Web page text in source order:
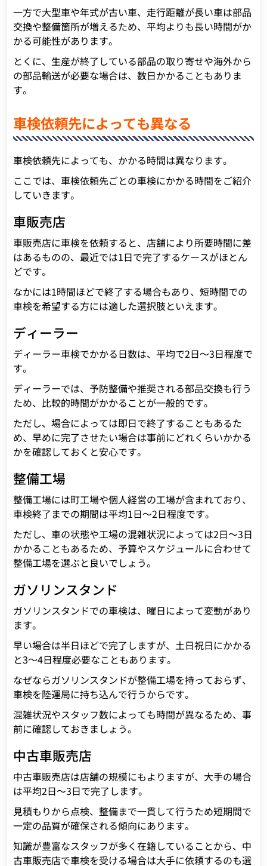
一方で大型車や年式が古い車、走行距離が長い車は部品
交換や整備箇所が増えるため、平均よりも長い時間がか
かる可能性があります。
とくに、生産が終了している部品の取り寄せや海外から
の部品輸送が必要な場合は、数日かかることもありま
す。
車検依頼先によっても異なる
車検依頼先によっても、かかる時間は異なります。
ここでは、車検依頼先ごとの車検にかかる時間をご紹介
していきます。
車販売店
車販売店に車検を依頼すると、店舗により所要時間に差
はあるものの、最近では1日で完了するケースがほとん
どです。
なかには1時間ほどで終了する場合もあり、短時間での
車検を希望する方には適した選択肢といえます。
ディーラー
ディーラー車検でかかる日数は、平均で2日～3日程度で
す。
ディーラーでは、予防整備や推奨される部品交換も行う
ため、比較的時間がかかることが一般的です。
ただし、場合によっては即日で終了することもあるた
め、早めに完了させたい場合は事前にどれくらいかかる
かを確認しておくと安心です。
整備工場
整備工場には町工場や個人経営の工場が含まれており、
車検終了までの期間は平均1日～2日程度です。
ただし、車の状態や工場の混雑状況によっては2日～3日
かかることもあるため、予算やスケジュールに合わせて
整備工場を選ぶと良いでしょう。
ガソリンスタンド
ガソリンスタンドでの車検は、曜日によって変動があり
ます。
早い場合は半日ほどで完了しますが、土日祝日にかかる
と3～4日程度必要なこともあります。
なぜならガソリンスタンドが整備工場を持っておらず、
車検を陸運局に持ち込んで行うからです。
混雑状況やスタッフ数によっても時間が異なるため、事
前に確認しておきましょう。
中古車販売店
中古車販売店は店舗の規模にもよりますが、大手の場合
は平均2日～3日で完了します。
見積もりから点検、整備まで一貫して行うため短期間で
一定の品質が確保される傾向にあります。
知識が豊富なスタッフが多く在籍していることから、中
古車販売店で車検を受ける場合は大手に依頼するのも選